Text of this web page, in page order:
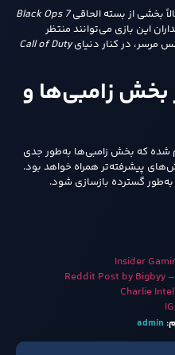
بخشی از بسته الحاقیBlack Ops 7
این بازی می‌توانند منتظر
مرسر، در کنار دنیایCall of Duty
زامبی‌ها و
شده که بخش زامبی‌ها به‌طور جدی
پیشرفته‌تر همراه خواهد بود.
Insider
Reddit Post by Bigbyy
Charlie
admin